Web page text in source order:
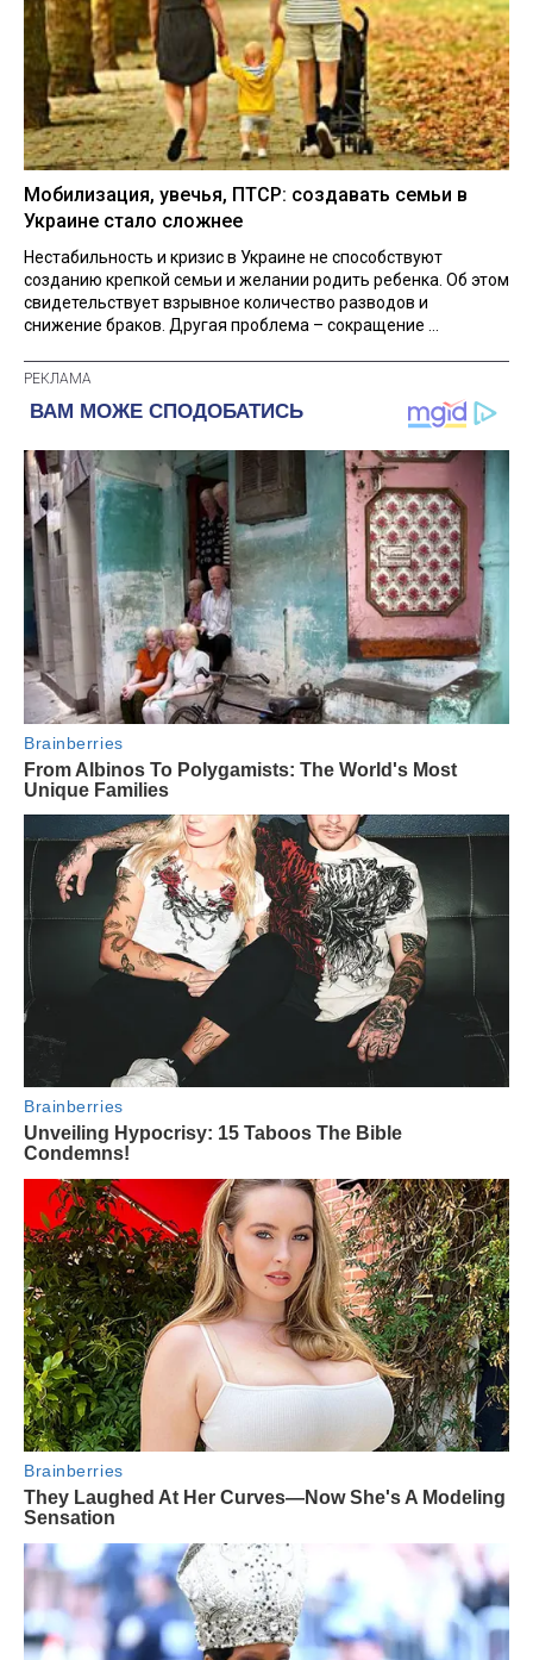
Мобилизация, увечья, ПТСР: создавать семьи в
Украине стало сложнее
Нестабильность и кризис в Украине не способствуют
созданию крепкой семьи и желании родить ребенка. Об этом
свидетельствует взрывное количество разводов и
снижение браков. Другая проблема – сокращение ...